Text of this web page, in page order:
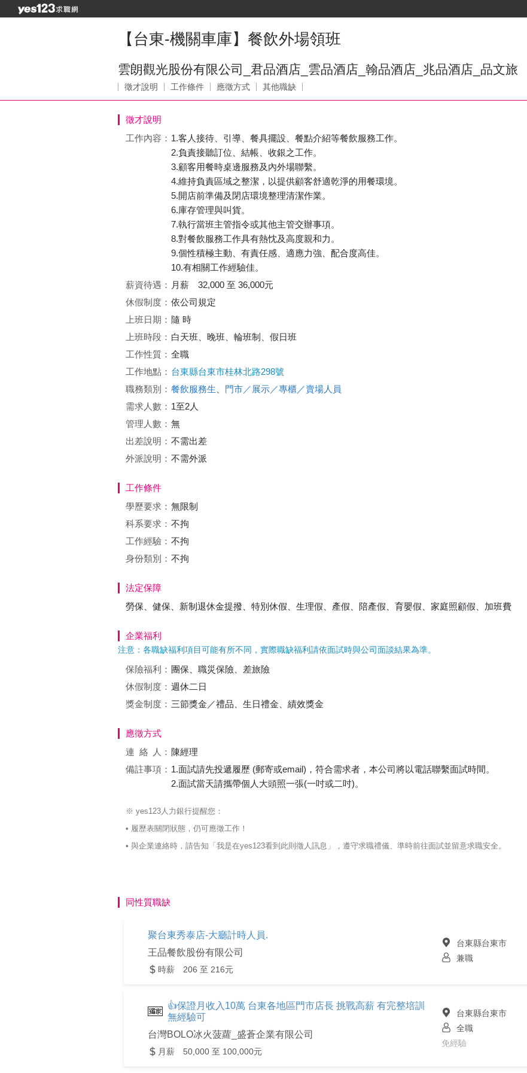
【台東-機關車庫】餐飲外場領班
雲朗觀光股份有限公司_君品酒店_雲品酒店_翰品酒店_兆品酒店_品文旅
徵才說明 工作條件 應徵方式 其他職缺
徵才說明
工作內容： 1.客人接待、引導、餐具擺設、餐點介紹等餐飲服務工作。
2.負責接聽訂位、結帳、收銀之工作。
3.顧客用餐時桌邊服務及內外場聯繫。
4.維持負責區域之整潔，以提供顧客舒適乾淨的用餐環境。
5.開店前準備及閉店環境整理清潔作業。
6.庫存管理與叫貨。
7.執行當班主管指令或其他主管交辦事項。
8.對餐飲服務工作具有熱忱及高度親和力。
9.個性積極主動、有責任感、適應力強、配合度高佳。
10.有相關工作經驗佳。
薪資待遇： 月薪 32,000 至 36,000元
休假制度： 依公司規定
上班日期： 隨 時
上班時段： 白天班、晚班、輪班制、假日班
工作性質： 全職
工作地點： 台東縣台東市桂林北路298號
職務類別： 餐飲服務生
門市／展示／專櫃／賣場人員
需求人數： 1至2人
管理人數： 無
出差說明： 不需出差
外派說明： 不需外派
工作條件
學歷要求： 無限制
科系要求： 不拘
工作經驗： 不拘
身份類別： 不拘
法定保障
勞保、健保、新制退休金提撥、特別休假、生理假、產假、陪產假、育嬰假、家庭照顧假、加班費
企業福利
注意：各職缺福利項目可能有所不同，實際職缺福利請依面試時與公司面談結果為準。
保險福利： 團保、職災保險、差旅險
休假制度： 週休二日
獎金制度： 三節獎金／禮品、生日禮金、績效獎金
應徵方式
連絡
人： 陳經理
備註事項： 1.面試請先投遞履歷 (郵寄或email)，符合需求者，本公司將以電話聯繫面試時間。
2.面試當天請攜帶個人大頭照一張(一吋或二吋)。
※ yes123人力銀行提醒您：
• 履歷表關閉狀態，仍可應徵工作！
• 與企業連絡時，請告知「我是在yes123看到此則徵人訊息」，遵守求職禮儀、準時前往面試並留意求職安全。
同性質職缺
聚台東秀泰店-大廳計時人員.
王品餐飲股份有限公司
時薪 206 至 216元
台東縣台東市
兼職
👍保證月收入10萬 台東各地區門市店長 挑戰高薪 有完整培訓
無經驗可
台灣BOLO冰火菠蘿_盛蒼企業有限公司
月薪 50,000 至 100,000元
台東縣台東市
全職
免經驗